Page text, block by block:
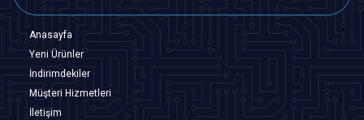
Anasayfa
Yeni Ürünler
İndirimdekiler
Müşteri Hizmetleri
İletişim